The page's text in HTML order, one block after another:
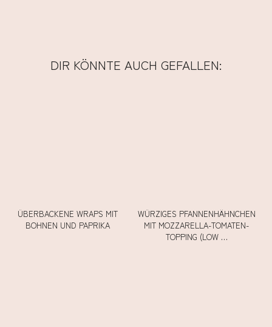
DIR KÖNNTE AUCH GEFALLEN:
ÜBERBACKENE WRAPS MIT
BOHNEN UND PAPRIKA
WÜRZIGES PFANNENHÄHNCHEN
MIT MOZZARELLA-TOMATEN-
TOPPING (LOW …